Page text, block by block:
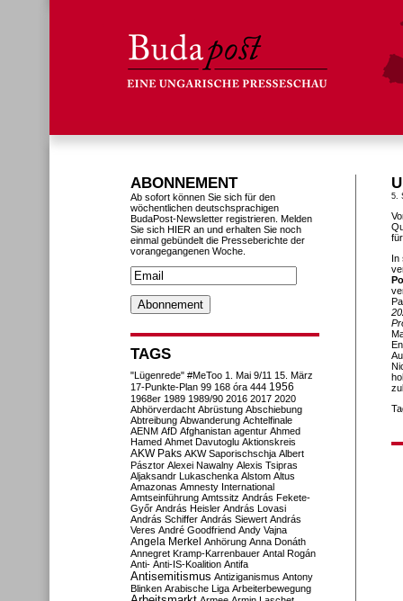
5.
In
ABONNEMENT
Ab sofort können Sie sich für den
wöchentlichen deutschsprachigen
BudaPost-Newsletter registrieren. Melden
Sie sich HIER an und erhalten Sie noch
einmal gebündelt die Presseberichte der
vorangegangenen Woche.
TAGS
"Lügenrede" #MeToo 1. Mai 9/11 15. März
17-Punkte-Plan 99 168 óra 444 1956
1968er 1989 1989/90 2016 2017 2020
Abhörverdacht Abrüstung Abschiebung
Abtreibung Abwanderung Achtelfinale
AENM AfD Afghanistan agentur Ahmed
Hamed Ahmet Davutoglu Aktionskreis
AKW Paks AKW Saporischschja Albert
Pásztor Alexei Nawalny Alexis Tsipras
Aljaksandr Lukaschenka Alstom Altus
Amazonas Amnesty International
Amtseinführung Amtssitz András Fekete-
Győr András Heisler András Lovasi
András Schiffer András Siewert András
Veres André Goodfriend Andy Vajna
Angela Merkel Anhörung Anna Donáth
Annegret Kramp-Karrenbauer Antal Rogán
Anti- Anti-IS-Koalition Antifa
Antisemitismus Antiziganismus Antony
Blinken Arabische Liga Arbeiterbewegung